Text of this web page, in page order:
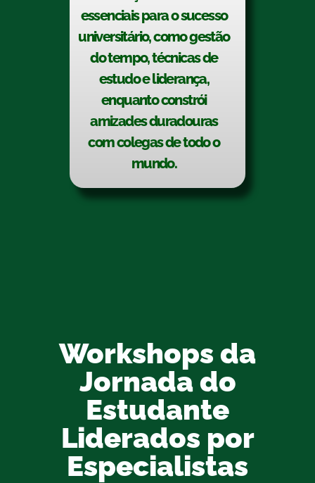
essenciais para o sucesso
universitário, como gestão
do tempo, técnicas de
estudo e liderança,
enquanto constrói
amizades duradouras
com colegas de todo o
mundo.
Workshops da
Jornada do
Estudante
Liderados por
Especialistas